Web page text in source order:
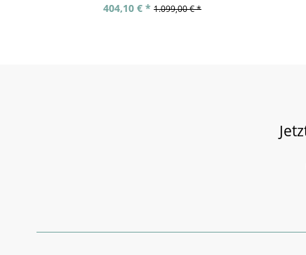
404,10 € * 1.099,00 € *